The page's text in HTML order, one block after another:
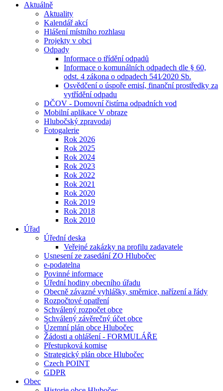
Aktuálně
Aktuality
Kalendář akcí
Hlášení místního rozhlasu
Projekty v obci
Odpady
Informace o třídění odpadů
Informace o komunálních odpadech dle § 60,
odst. 4 zákona o odpadech 541⁄2020 Sb.
Osvědčení o úspoře emisí, finanční prostředky za
vytřídění odpadu
DČOV - Domovní čistírna odpadních vod
Mobilní aplikace V obraze
Hlubočský zpravodaj
Fotogalerie
Rok 2026
Rok 2025
Rok 2024
Rok 2023
Rok 2022
Rok 2021
Rok 2020
Rok 2019
Rok 2018
Rok 2010
Úřad
Úřední deska
Veřejné zakázky na profilu zadavatele
Usnesení ze zasedání ZO Hlubočec
e-podatelna
Povinné informace
Úřední hodiny obecního úřadu
Obecně závazné vyhlášky, směrnice, nařízení a řády
Rozpočtové opatření
Schválený rozpočet obce
Schválený závěrečný účet obce
Územní plán obce Hlubočec
Žádosti a ohlášení - FORMULÁŘE
Přestupková komise
Strategický plán obce Hlubočec
Czech POINT
GDPR
Obec